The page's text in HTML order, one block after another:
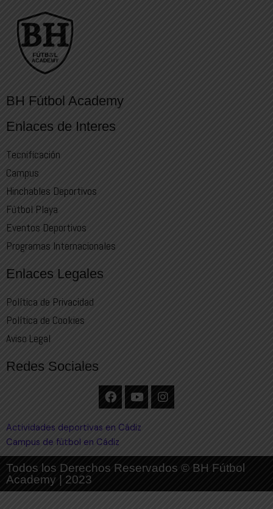
BH Fútbol Academy
Enlaces de Interes
Tecnificación
Campus
Hinchables Deportivos
Fútbol Playa
Eventos Deportivos
Programas Internacionales
Enlaces Legales
Política de Privacidad
Política de Cookies
Aviso Legal
Redes Sociales
Actividades deportivas en Cádiz
Campus de fútbol en Cádiz
Todos los Derechos Reservados © BH Fútbol
Academy | 2023